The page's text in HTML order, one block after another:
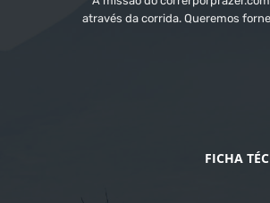
através da corrida. Queremos
FICHA